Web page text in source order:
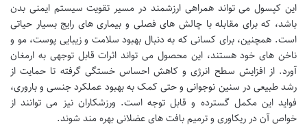
این کپسول می تواند همراهی ارزشمند در مسیر تقویت سیستم ایمنی بدن
باشد، که برای مقابله با چالش های فصلی و بیماری های رایج بسیار حیاتی
است. همچنین، برای کسانی که به دنبال بهبود سلامت و زیبایی پوست، مو و
ناخن های خود هستند، این محصول می تواند اثرات قابل توجهی به ارمغان
آورد. از افزایش سطح انرژی و کاهش احساس خستگی گرفته تا حمایت از
رشد طبیعی در سنین نوجوانی و حتی کمک به بهبود عملکرد جنسی و باروری،
فواید این مکمل گسترده و قابل توجه است. ورزشکاران نیز می توانند از
خواص آن در ریکاوری و ترمیم بافت های عضلانی بهره مند شوند.